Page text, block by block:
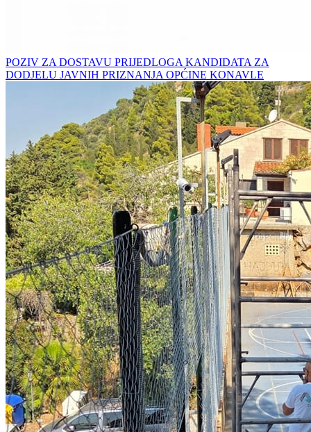
POZIV ZA DOSTAVU PRIJEDLOGA KANDIDATA ZA
DODJELU JAVNIH PRIZNANJA OPĆINE KONAVLE